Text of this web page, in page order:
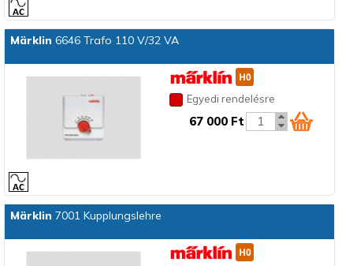
Märklin 6646 Trafo 110 V/32 VA
Egyedi rendelésre
67 000 Ft
Märklin 7001 Kupplungslehre